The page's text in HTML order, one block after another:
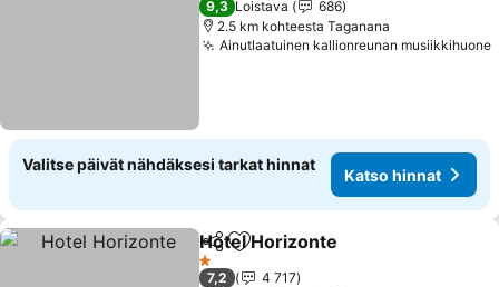
9,3 Loistava
686
2.5 km kohteesta Taganana
Ainutlaatuinen kallionreunan musiikkihuone
Valitse päivät nähdäksesi tarkat hinnat
Katso hinnat
Jaa Lisää suosikkeihin
Hotel Horizonte
1 Tähtiluokitus
7,2
4 717